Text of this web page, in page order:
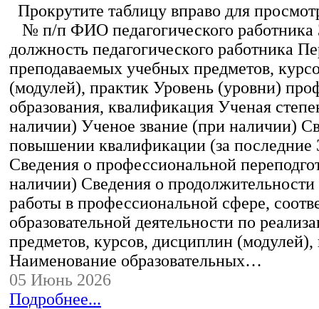
Прокрутите таблицу вправо для
№ п/п ФИО педагогического работника
должность педагогического работника
преподаваемых учебных предметов,
(модулей), практик Уровень (уровни)
образования, квалификация Ученая
наличии) Ученое звание (при наличии)
повышении квалификации (за последние
Сведения о профессиональной
наличии) Сведения о
работы в профессиональной сфере,
образовательной деятельности по
предметов, курсов, дисциплин (модулей),
Наименование образовательных…
05 Июнь 2026
Подробнее...